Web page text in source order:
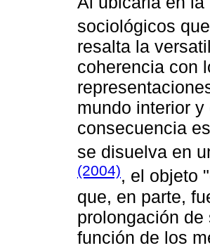
sociológicos
resalta la
coherencia con
mundo interior
consecuencia
se disuelva en
(2004), el objeto
que, en parte,
prolongación
función de los